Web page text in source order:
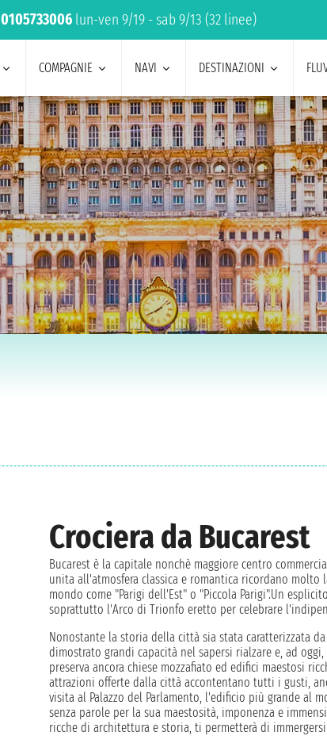
0105733006 lun-ven 9/19 - sab 9/13 (32 linee)
COMPAGNIE NAVI DESTINAZIONI
Crociera da Bucarest
Bucarest è la capitale nonchè maggiore centro
unita all'atmosfera classica e romantica ricordano
mondo come "Parigi dell'Est" o "Piccola Parigi".Un
soprattutto l'Arco di Trionfo eretto per celebrare
Nonostante la storia della città sia stata caratterizzata
dimostrato grandi capacità nel sapersi rialzare e, ad
preserva ancora chiese mozzafiato ed edifici maestosi
attrazioni offerte dalla città accontentano tutti i gusti,
visita al Palazzo del Parlamento, l'edificio più grande al
senza parole per la sua maestosità, imponenza e
ricche di architettura e storia, ti permetterà di